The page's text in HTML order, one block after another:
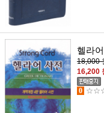
헬라
18,000
16,200
0